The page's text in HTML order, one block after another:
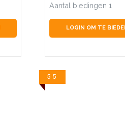
Aantal biedingen 1
LOGIN OM TE
55